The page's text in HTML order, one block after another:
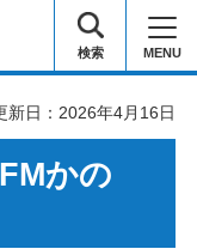
検索 MENU
新日：2026年4月16日
かの